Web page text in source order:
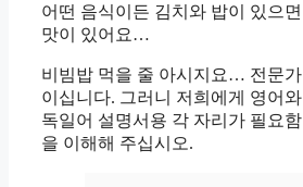
어떤 음식이든 김치와 밥이 있으면
맛이 있어요…
비빔밥 먹을 줄 아시지요… 전문가
이십니다. 그러니 저희에게 영어와
독일어 설명서용 각 자리가 필요함
을 이해해 주십시오.